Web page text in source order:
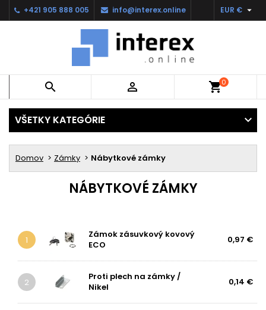
+421 905 888 005 info@interex.online EUR € 
  shopping_cart0
VŠETKY KATEGÓRIE
Domov Zámky Nábytkové zámky
NÁBYTKOVÉ ZÁMKY
1
Zámok zásuvkový kovový
ECO
0,97 €
2
Proti plech na zámky /
Nikel
0,14 €